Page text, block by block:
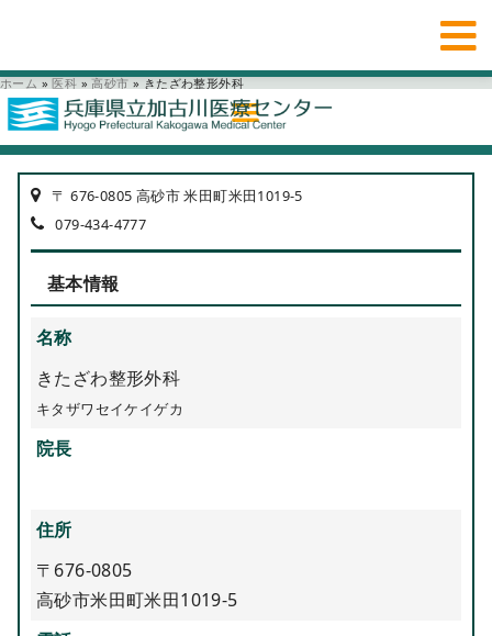
ホーム » 医科 » 高砂市 » きたざわ整形外科
〒 676-0805 高砂市 米田町米田1019-5
079-434-4777
基本情報
名称
きたざわ整形外科
キタザワセイケイゲカ
院長
住所
〒676-0805
高砂市米田町米田1019-5